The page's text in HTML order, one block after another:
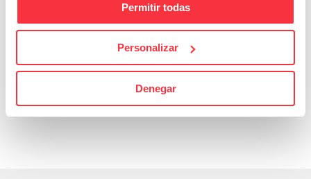
Permitir todas
Personalizar
Denegar
Bons Plans
Sois attentif, ne laisse
passer aucune bonne
affaire